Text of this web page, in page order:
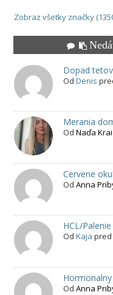
Zobraz všetky značky
Dopad
Od Denis
Merania
Od Naďa
Cervene
Od Anna
HCL/
Od Kaja pred
Od Anna